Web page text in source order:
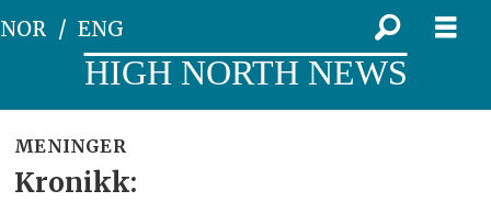
NOR ENG
HIGH NORTH NEWS
MENINGER
Kronikk: